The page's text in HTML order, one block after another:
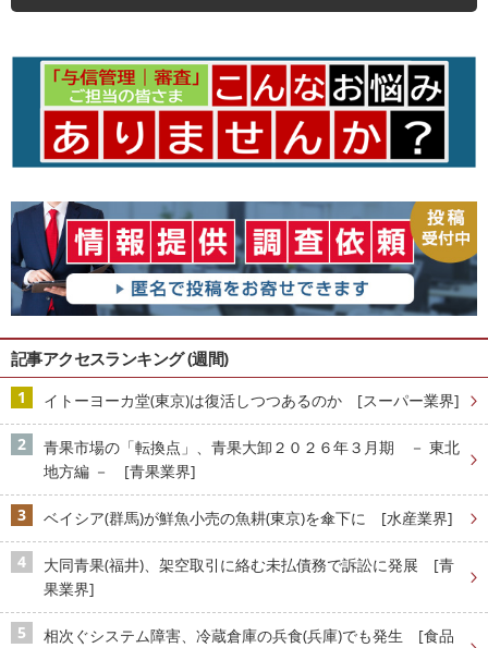
記事アクセスランキング (週間)
イトーヨーカ堂(東京)は復活しつつあるのか [スーパー業界]
青果市場の「転換点」、青果大卸２０２６年３月期 － 東北
地方編 － [青果業界]
ベイシア(群馬)が鮮魚小売の魚耕(東京)を傘下に [水産業界]
大同青果(福井)、架空取引に絡む未払債務で訴訟に発展 [青
果業界]
相次ぐシステム障害、冷蔵倉庫の兵食(兵庫)でも発生 [食品